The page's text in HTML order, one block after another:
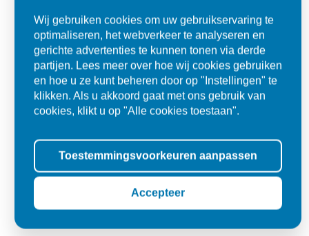
Wij gebruiken cookies om uw gebruikservaring te
optimaliseren, het webverkeer te analyseren en
gerichte advertenties te kunnen tonen via derde
partijen. Lees meer over hoe wij cookies gebruiken
en hoe u ze kunt beheren door op "Instellingen" te
klikken. Als u akkoord gaat met ons gebruik van
cookies, klikt u op "Alle cookies toestaan".
Toestemmingsvoorkeuren aanpassen
Accepteer